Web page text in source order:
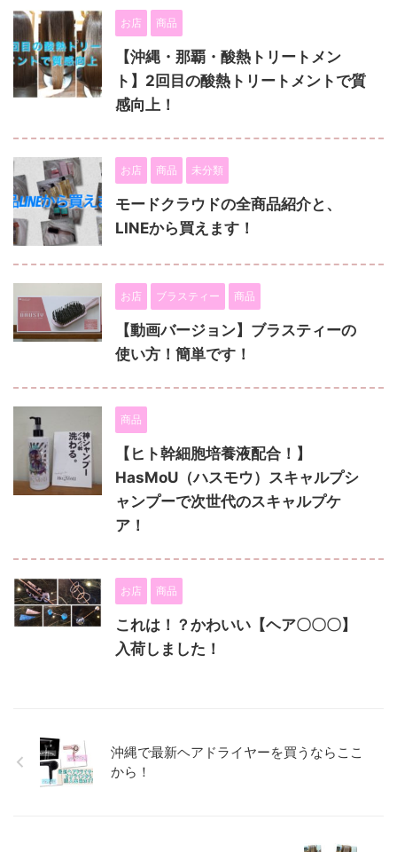
お店 商品
【沖縄・那覇・酸熱トリートメン
ト】2回目の酸熱トリートメントで質
感向上！
お店 商品 未分類
モードクラウドの全商品紹介と、
LINEから買えます！
お店 ブラスティー 商品
【動画バージョン】ブラスティーの
使い方！簡単です！
商品
【ヒト幹細胞培養液配合！】
HasMoU（ハスモウ）スキャルプシ
ャンプーで次世代のスキャルプケ
ア！
お店 商品
これは！？かわいい【ヘア〇〇〇】
入荷しました！
沖縄で最新ヘアドライヤーを買うならここ
から！